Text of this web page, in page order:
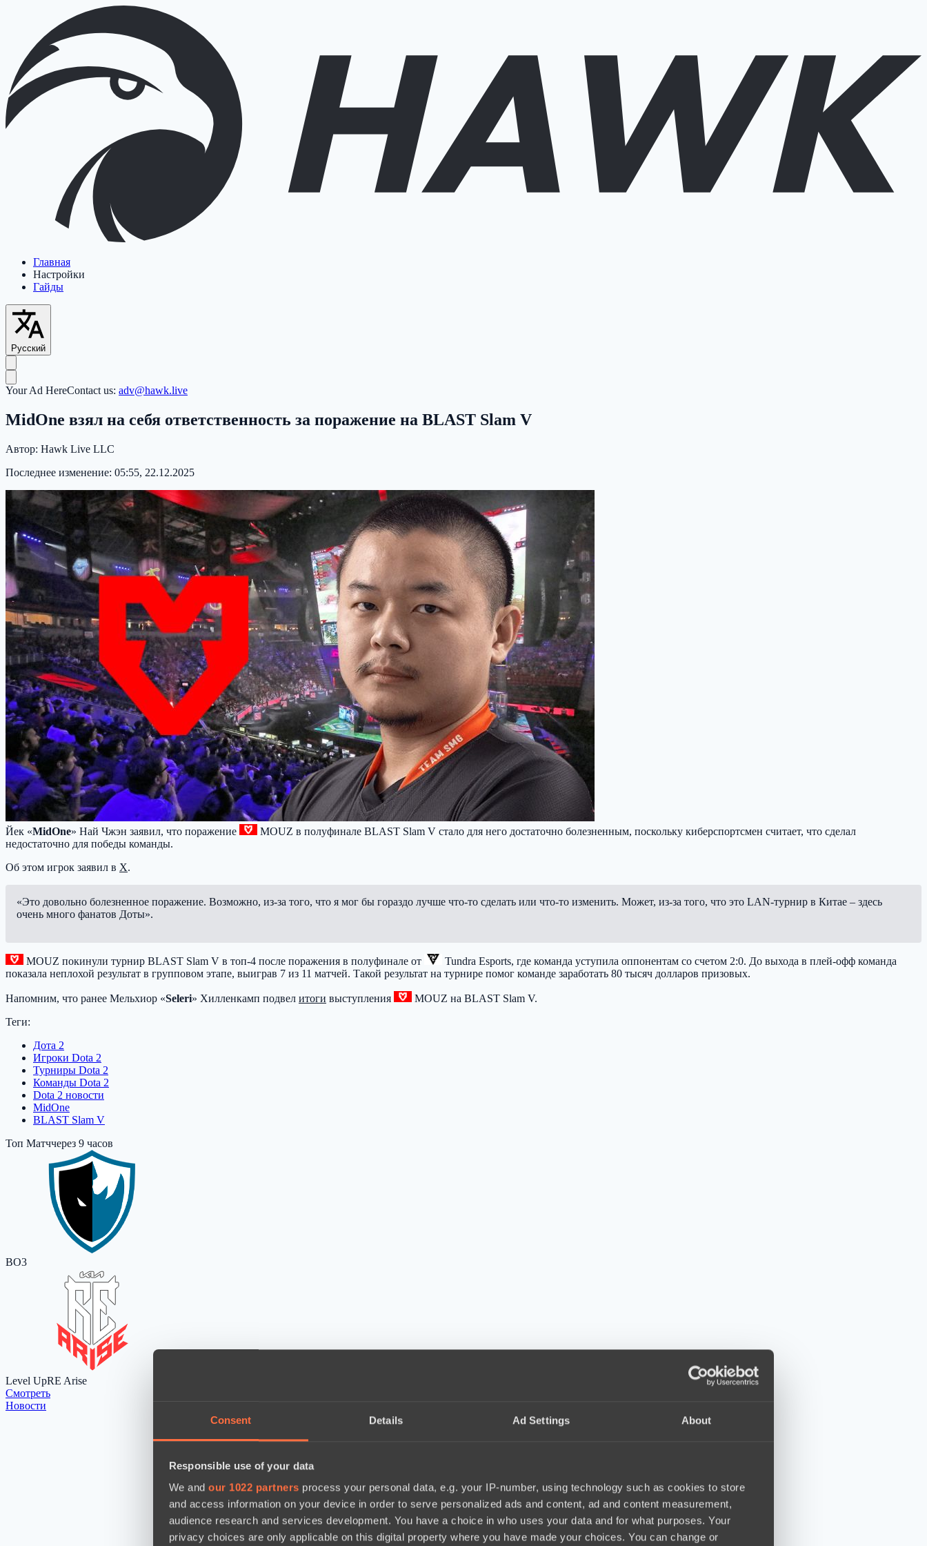
Consent Details Ad Settings About
Responsible use of your data
We and our 1022 partners process your personal data, e.g. your IP-number, using technology such as cookies to store
and access information on your device in order to serve personalized ads and content, ad and content measurement,
audience research and services development. You have a choice in who uses your data and for what purposes. Your
privacy choices are only applicable on this digital property where you have made your choices. You can change or
Главная
Настройки
Гайды
Русский
Your Ad HereContact us: adv@hawk.live
MidOne взял на себя ответственность за поражение на BLAST Slam V
Автор: Hawk Live LLC
Последнее изменение: 05:55, 22.12.2025
Йек «MidOne» Най Чжэн заявил, что поражение MOUZ в полуфинале BLAST Slam V стало для него достаточно болезненным, поскольку киберспортсмен считает, что сделал
недостаточно для победы команды.
Об этом игрок заявил в X.
«Это довольно болезненное поражение. Возможно, из-за того, что я мог бы гораздо лучше что-то сделать или что-то изменить. Может, из-за того, что это LAN-турнир в Китае – здесь
очень много фанатов Доты».
MOUZ покинули турнир BLAST Slam V в топ-4 после поражения в полуфинале от Tundra Esports, где команда уступила оппонентам со счетом 2:0. До выхода в плей-офф команда
показала неплохой результат в групповом этапе, выиграв 7 из 11 матчей. Такой результат на турнире помог команде заработать 80 тысяч долларов призовых.
Напомним, что ранее Мельхиор «Seleri» Хилленкамп подвел итоги выступления MOUZ на BLAST Slam V.
Теги:
Дота 2
Игроки Dota 2
Турниры Dota 2
Команды Dota 2
Dota 2 новости
MidOne
BLAST Slam V
Топ Матччерез 9 часов
BO3
Level UpRE Arise
Cмотреть
Новости